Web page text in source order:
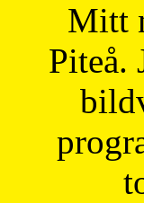
Mitt
Piteå.